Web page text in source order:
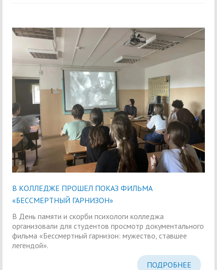
В КОЛЛЕДЖЕ ПРОШЕЛ ПОКАЗ ФИЛЬМА
«БЕССМЕРТНЫЙ ГАРНИЗОН»
В День памяти и скорби психологи колледжа
организовали для студентов просмотр документального
фильма «Бессмертный гарнизон: мужество, ставшее
легендой».
ПОДРОБНЕЕ